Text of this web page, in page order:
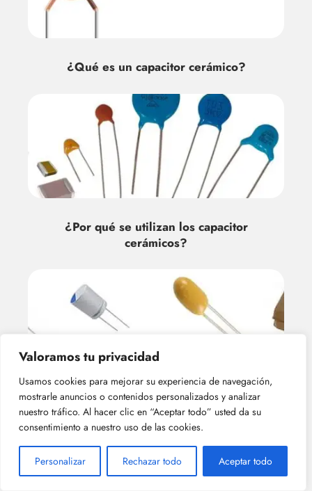
Valoramos tu privacidad
Usamos cookies para mejorar su experiencia de navegación,
mostrarle anuncios o contenidos personalizados y analizar
nuestro tráfico. Al hacer clic en “Aceptar todo” usted da su
consentimiento a nuestro uso de las cookies.
Personalizar Rechazar todo Aceptar todo
¿Qué es un capacitor cerámico?
¿Por qué se utilizan los capacitor
cerámicos?
¿Cuál es la capacitancia máxima de los
capacitor cerámicos?